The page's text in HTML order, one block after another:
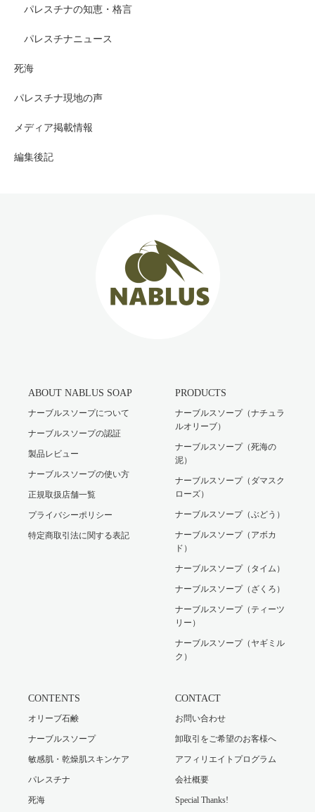
パレスチナの知恵・格言
パレスチナニュース
死海
パレスチナ現地の声
メディア掲載情報
編集後記
ABOUT NABLUS SOAP
ナーブルスソープについて
ナーブルスソープの認証
製品レビュー
ナーブルスソープの使い方
正規取扱店舗一覧
プライバシーポリシー
特定商取引法に関する表記
PRODUCTS
ナーブルスソープ（ナチュラ
ルオリーブ）
ナーブルスソープ（死海の
泥）
ナーブルスソープ（ダマスク
ローズ）
ナーブルスソープ（ぶどう）
ナーブルスソープ（アボカ
ド）
ナーブルスソープ（タイム）
ナーブルスソープ（ざくろ）
ナーブルスソープ（ティーツ
リー）
ナーブルスソープ（ヤギミル
ク）
CONTENTS
オリーブ石鹸
ナーブルスソープ
敏感肌・乾燥肌スキンケア
パレスチナ
死海
CONTACT
お問い合わせ
卸取引をご希望のお客様へ
アフィリエイトプログラム
会社概要
Special Thanks!